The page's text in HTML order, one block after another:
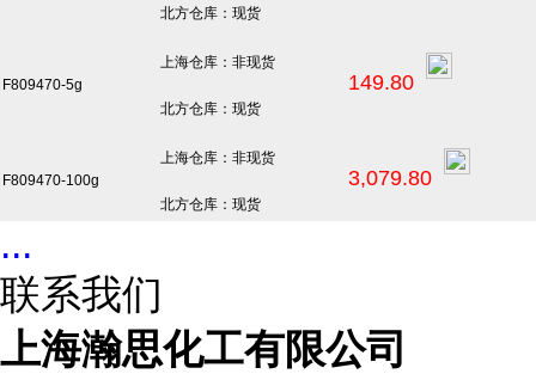
北方仓库：现货
F809470-5g
上海仓库：非现货
北方仓库：现货
149.80
F809470-100g
上海仓库：非现货
北方仓库：现货
3,079.80
...
联系我们
上海瀚思化工有限公司